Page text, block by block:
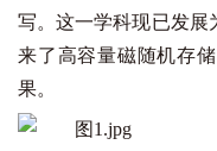
写。这一学科现已发展
来了高容量磁随机存
果。